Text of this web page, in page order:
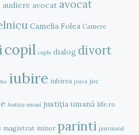
audiere avocat avocat
Camelia Folea Camere
copil cuplu dialog divort
iubire iubirea joaca joc
Justiția umanî justiția umană life.ro
magistrat minor parinti pistruiatul